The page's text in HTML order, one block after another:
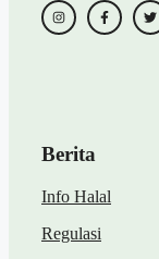
Berita
Info Halal
Regulasi